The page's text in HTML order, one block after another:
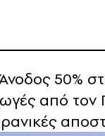
50%
από